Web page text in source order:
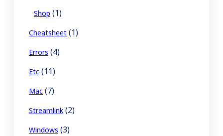
Shop (1)
Cheatsheet (1)
Errors (4)
Etc (11)
Mac (7)
Streamlink (2)
Windows (3)